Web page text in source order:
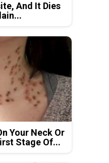
And It Dies
Your Neck Or
Stage Of...